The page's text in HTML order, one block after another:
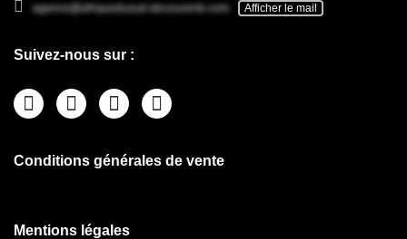
agence@afriquedusud-decouverte.com
Afficher le mail
Suivez-nous sur :
Conditions générales de vente
Mentions légales